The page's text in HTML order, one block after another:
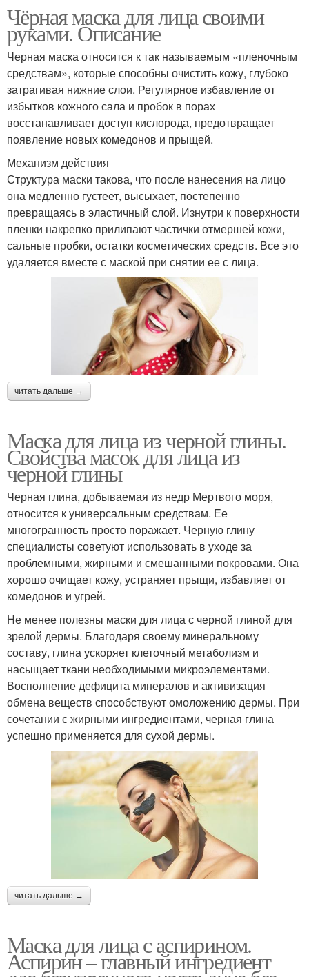
Чёрная маска для лица своими
руками. Описание
Черная маска относится к так называемым «пленочным
средствам», которые способны очистить кожу, глубоко
затрагивая нижние слои. Регулярное избавление от
избытков кожного сала и пробок в порах
восстанавливает доступ кислорода, предотвращает
появление новых комедонов и прыщей.
Механизм действия
Структура маски такова, что после нанесения на лицо
она медленно густеет, высыхает, постепенно
превращаясь в эластичный слой. Изнутри к поверхности
пленки накрепко прилипают частички отмершей кожи,
сальные пробки, остатки косметических средств. Все это
удаляется вместе с маской при снятии ее с лица.
читать дальше →
Маска для лица из черной глины.
Свойства масок для лица из
черной глины
Черная глина, добываемая из недр Мертвого моря,
относится к универсальным средствам. Ее
многогранность просто поражает. Черную глину
специалисты советуют использовать в уходе за
проблемными, жирными и смешанными покровами. Она
хорошо очищает кожу, устраняет прыщи, избавляет от
комедонов и угрей.
Не менее полезны маски для лица с черной глиной для
зрелой дермы. Благодаря своему минеральному
составу, глина ускоряет клеточный метаболизм и
насыщает ткани необходимыми микроэлементами.
Восполнение дефицита минералов и активизация
обмена веществ способствуют омоложению дермы. При
сочетании с жирными ингредиентами, черная глина
успешно применяется для сухой дермы.
читать дальше →
Маска для лица с аспирином.
Аспирин – главный ингредиент